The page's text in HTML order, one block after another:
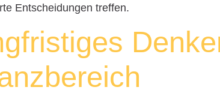
Entscheidungen treffen.